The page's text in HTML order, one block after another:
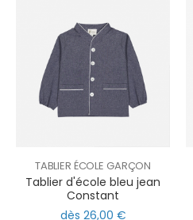
TABLIER ÉCOLE GARÇON
Tablier d'école bleu jean
Constant
dès 26,00 €